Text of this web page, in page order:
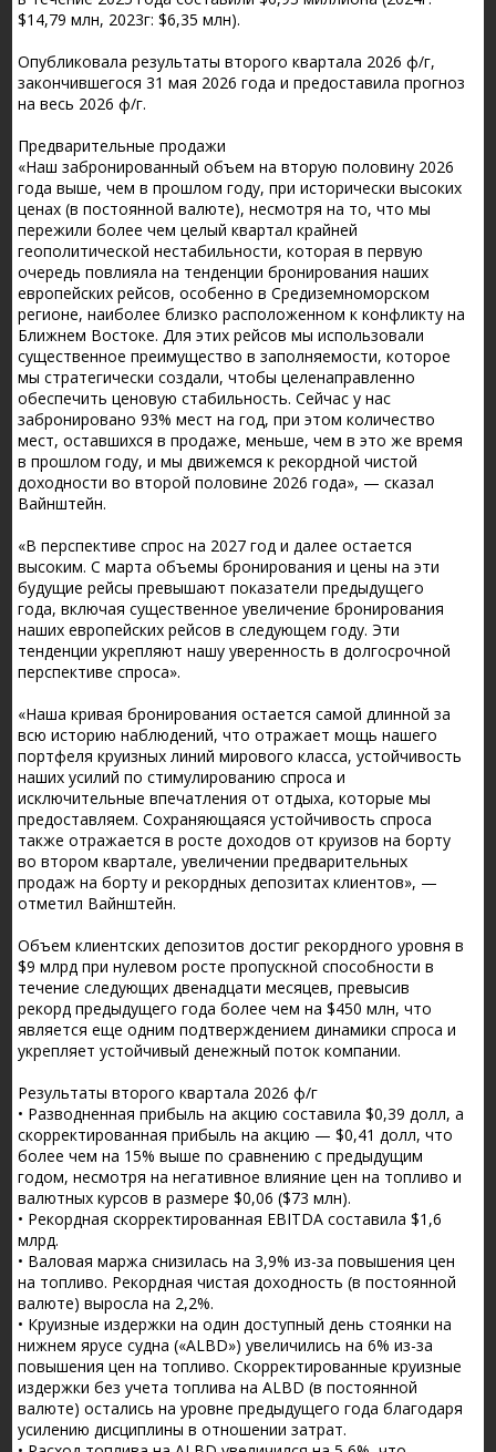
$14,79 млн, 2023г: $6,35 млн).
Опубликовала результаты второго квартала 2026 ф/г,
закончившегося 31 мая 2026 года и предоставила прогноз
на весь 2026 ф/г.
Предварительные продажи
«Наш забронированный объем на вторую половину 2026
года выше, чем в прошлом году, при исторически высоких
ценах (в постоянной валюте), несмотря на то, что мы
пережили более чем целый квартал крайней
геополитической нестабильности, которая в первую
очередь повлияла на тенденции бронирования наших
европейских рейсов, особенно в Средиземноморском
регионе, наиболее близко расположенном к конфликту на
Ближнем Востоке. Для этих рейсов мы использовали
существенное преимущество в заполняемости, которое
мы стратегически создали, чтобы целенаправленно
обеспечить ценовую стабильность. Сейчас у нас
забронировано 93% мест на год, при этом количество
мест, оставшихся в продаже, меньше, чем в это же время
в прошлом году, и мы движемся к рекордной чистой
доходности во второй половине 2026 года», — сказал
Вайнштейн.
«В перспективе спрос на 2027 год и далее остается
высоким. С марта объемы бронирования и цены на эти
будущие рейсы превышают показатели предыдущего
года, включая существенное увеличение бронирования
наших европейских рейсов в следующем году. Эти
тенденции укрепляют нашу уверенность в долгосрочной
перспективе спроса».
«Наша кривая бронирования остается самой длинной за
всю историю наблюдений, что отражает мощь нашего
портфеля круизных линий мирового класса, устойчивость
наших усилий по стимулированию спроса и
исключительные впечатления от отдыха, которые мы
предоставляем. Сохраняющаяся устойчивость спроса
также отражается в росте доходов от круизов на борту
во втором квартале, увеличении предварительных
продаж на борту и рекордных депозитах клиентов», —
отметил Вайнштейн.
Объем клиентских депозитов достиг рекордного уровня в
$9 млрд при нулевом росте пропускной способности в
течение следующих двенадцати месяцев, превысив
рекорд предыдущего года более чем на $450 млн, что
является еще одним подтверждением динамики спроса и
укрепляет устойчивый денежный поток компании.
Результаты второго квартала 2026 ф/г
• Разводненная прибыль на акцию составила $0,39 долл, а
скорректированная прибыль на акцию — $0,41 долл, что
более чем на 15% выше по сравнению с предыдущим
годом, несмотря на негативное влияние цен на топливо и
валютных курсов в размере $0,06 ($73 млн).
• Рекордная скорректированная EBITDA составила $1,6
млрд.
• Валовая маржа снизилась на 3,9% из-за повышения цен
на топливо. Рекордная чистая доходность (в постоянной
валюте) выросла на 2,2%.
• Круизные издержки на один доступный день стоянки на
нижнем ярусе судна («ALBD») увеличились на 6% из-за
повышения цен на топливо. Скорректированные круизные
издержки без учета топлива на ALBD (в постоянной
валюте) остались на уровне предыдущего года благодаря
усилению дисциплины в отношении затрат.